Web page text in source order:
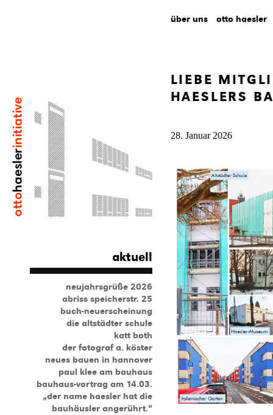
aktuell
neujahrsgrüße 2026
abriss speicherstr. 25
buch-neuerscheinung
die altstädter schule
katt both
der fotograf a. köster
neues bauen in hannover
paul klee am bauhaus
bauhaus-vortrag am 14.03.
„der name haesler hat die
bauhäusler angerührt.“
über uns otto haesler
LIEBE
HAESLERS
28. Januar 2026